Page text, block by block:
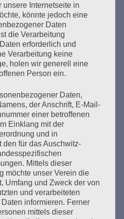
von Esther
geben ihr das
2021 mussten wir von Esther
Die feierliche Beisetzung
in Hamburg-Ohlsdorf
mehr ...
unsere Internetseite in
könnte jedoch eine
Daten
die Verarbeitung
erforderlich und
Verarbeitung keine
holen wir generell eine
Person ein.
Daten,
der Anschrift, E-Mail-
einer betroffenen
Einklang mit der
und in
den für das Auschwitz-
Mittels dieser
möchte unser Verein die
Umfang und Zweck der von
und verarbeiteten
informieren. Ferner
mittels dieser